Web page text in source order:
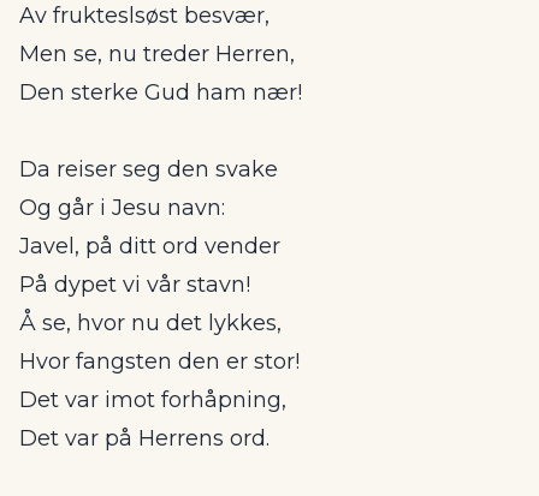
Av frukteslsøst besvær,
Men se, nu treder Herren,
Den sterke Gud ham nær!
Da reiser seg den svake
Og går i Jesu navn:
Javel, på ditt ord vender
På dypet vi vår stavn!
Å se, hvor nu det lykkes,
Hvor fangsten den er stor!
Det var imot forhåpning,
Det var på Herrens ord.